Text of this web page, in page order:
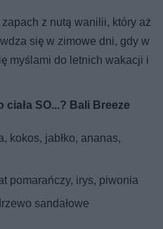
z nutą wanilii, który aż
się w zimowe dni, gdy w
myślami do letnich wakacji i
ciała SO...? Bali Breeze
kokos, jabłko, ananas,
pomarańczy, irys, piwonia
sandałowe